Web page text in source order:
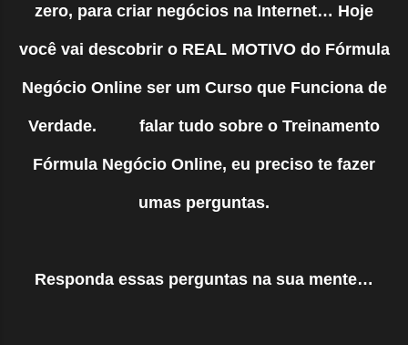
zero, para criar negócios na Internet… Hoje
você vai descobrir o REAL MOTIVO do Fórmula
Negócio Online ser um Curso que Funciona de
Verdade. falar tudo sobre o Treinamento
Fórmula Negócio Online, eu preciso te fazer
umas perguntas.
Responda essas perguntas na sua mente…